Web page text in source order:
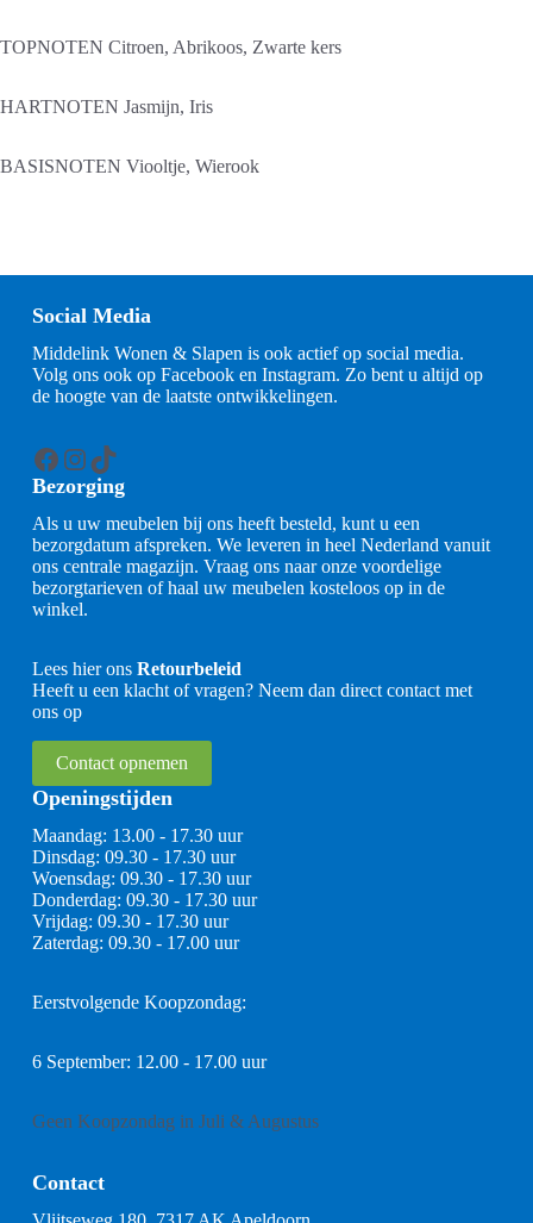
TOPNOTEN Citroen, Abrikoos, Zwarte kers
HARTNOTEN Jasmijn, Iris
BASISNOTEN Viooltje, Wierook
Social Media
Middelink Wonen & Slapen is ook actief op social media.
Volg ons ook op Facebook en Instagram. Zo bent u altijd op
de hoogte van de laatste ontwikkelingen.
Facebook
Instagram
TikTok
Bezorging
Als u uw meubelen bij ons heeft besteld, kunt u een
bezorgdatum afspreken. We leveren in heel Nederland vanuit
ons centrale magazijn. Vraag ons naar onze voordelige
bezorgtarieven of haal uw meubelen kosteloos op in de
winkel.
Lees hier ons Retourbeleid
Heeft u een klacht of vragen? Neem dan direct contact met
ons op
Contact opnemen
Openingstijden
Maandag: 13.00 - 17.30 uur
Dinsdag: 09.30 - 17.30 uur
Woensdag: 09.30 - 17.30 uur
Donderdag: 09.30 - 17.30 uur
Vrijdag: 09.30 - 17.30 uur
Zaterdag: 09.30 - 17.00 uur
Eerstvolgende Koopzondag:
6 September: 12.00 - 17.00 uur
Geen Koopzondag in Juli & Augustus
Contact